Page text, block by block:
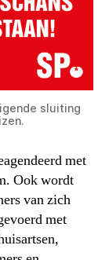
sluiting
met
Ook wordt
van zich
met